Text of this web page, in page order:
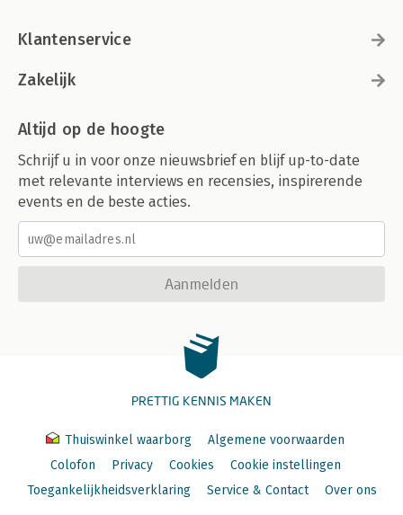
Klantenservice
Zakelijk
Altijd op de hoogte
Schrijf u in voor onze nieuwsbrief en blijf up-to-date
met relevante interviews en recensies, inspirerende
events en de beste acties.
Aanmelden
PRETTIG KENNIS MAKEN
Thuiswinkel waarborg
Algemene voorwaarden
Colofon
Privacy Cookies
Cookie instellingen
Toegankelijkheidsverklaring
Service & Contact Over ons